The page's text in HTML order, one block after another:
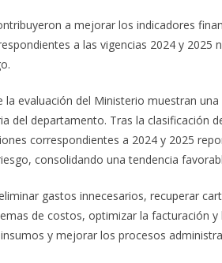
a mejorar los indicadores
a las vigencias 2024 y 2025
la evaluación del Ministerio muestran
del departamento. Tras la clasificación
correspondientes a 2024 y 2025
consolidando una tendencia
gastos innecesarios, recuperar
de costos, optimizar la facturación
y mejorar los procesos